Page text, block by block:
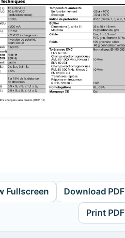
Fullscreen Download PDF
Print PDF